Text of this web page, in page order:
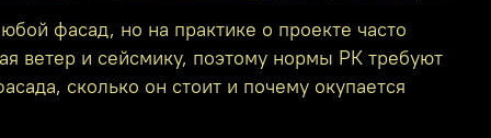
фасад, но на практике о проекте часто
ветер и сейсмику, поэтому нормы РК требуют
сколько он стоит и почему окупается